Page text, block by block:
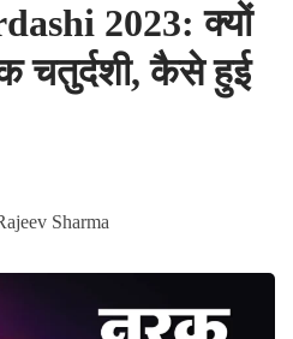
2023: क्यों
चतुर्दशी, कैसे हुई
Sharma